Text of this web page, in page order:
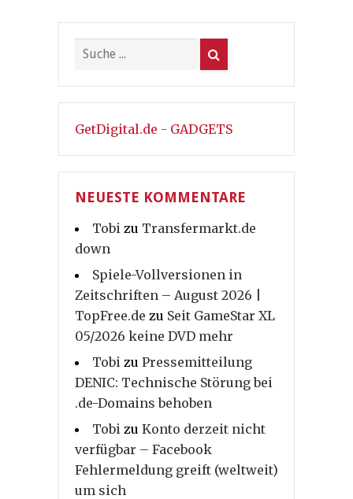
GetDigital.de - GADGETS
NEUESTE KOMMENTARE
Tobi zu Transfermarkt.de
down
Spiele-Vollversionen in
Zeitschriften – August 2026 |
TopFree.de zu Seit GameStar XL
05/2026 keine DVD mehr
Tobi zu Pressemitteilung
DENIC: Technische Störung bei
.de-Domains behoben
Tobi zu Konto derzeit nicht
verfügbar – Facebook
Fehlermeldung greift (weltweit)
um sich